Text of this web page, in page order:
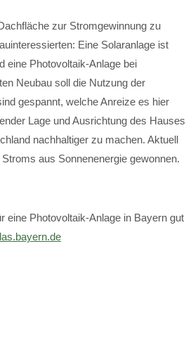
zur Stromgewinnung zu
Eine Solaranlage ist
eine Photovoltaik-Anlage bei
Neubau soll die Nutzung der
gespannt, welche Anreize es hier
Lage und Ausrichtung des Hauses
nachhaltiger zu machen. Aktuell
aus Sonnenenergie gewonnen.
eine Photovoltaik-Anlage in Bayern gut